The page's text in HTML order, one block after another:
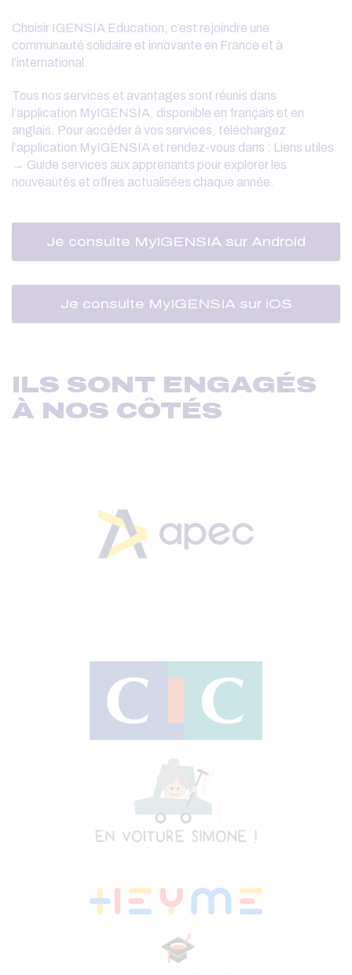
Choisir IGENSIA Education, c’est rejoindre une
communauté solidaire et innovante en France et à
l’international.
Tous nos services et avantages sont réunis dans
l’application MyIGENSIA, disponible en français et en
anglais. Pour accéder à vos services, téléchargez
l’application MyIGENSIA et rendez-vous dans : Liens utiles
→ Guide services aux apprenants pour explorer les
nouveautés et offres actualisées chaque année.
Je consulte MyIGENSIA sur Android
Je consulte MyIGENSIA sur iOS
ILS SONT ENGAGÉS
À NOS CÔTÉS